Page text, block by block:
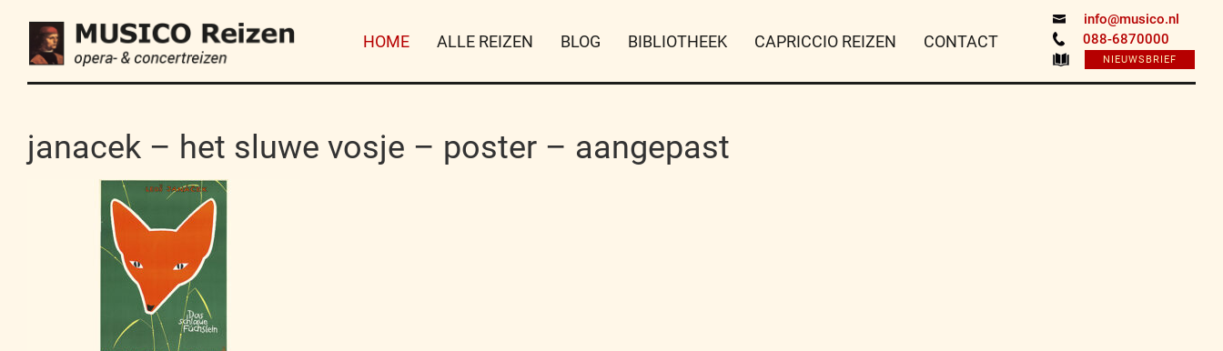
info@musico.nl
088-6870000
NIEUWSBRIEF
HOME ALLE REIZEN BLOG BIBLIOTHEEK CAPRICCIO REIZEN CONTACT
janacek – het sluwe vosje – poster – aangepast